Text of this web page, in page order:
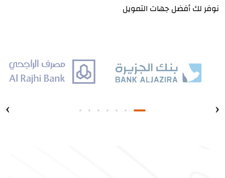
نوفر لك أفضل جهات التمويل
‹
›